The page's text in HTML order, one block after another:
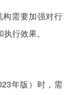
需要加强对行
行效果。
年版）时，需